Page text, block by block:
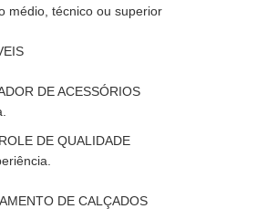
médio, técnico ou superior
DE ACESSÓRIOS
DE QUALIDADE
DE CALÇADOS